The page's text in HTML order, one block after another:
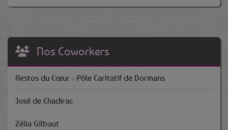
Nos Coworkers
Restos du Cœur - Pôle Caritatif de Dormans
José de Chadirac
Zélia Gilbaut